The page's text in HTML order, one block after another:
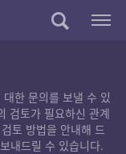
한 문의를 보낼 수 있
검토가 필요하신 관계
토 방법을 안내해 드
내드릴 수 있습니다.